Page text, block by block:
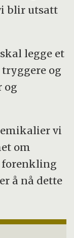
blir utsatt
legge et
og
og
vi
om
forenkling
å nå dette